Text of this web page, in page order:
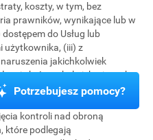
koszty, w tym, bez
prawników, wynikające lub w
do Usług lub
użytkownika, (iii) z
jakichkolwiek
któregokolwiek z innych
lub (iv) Twoim naruszeniem
trzecich. Podmioty CogniFit
kontroli nad obroną
które podlegają
Potrzebujesz pomocy?